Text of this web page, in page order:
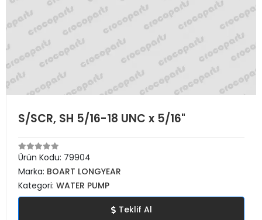
S/SCR, SH 5/16-18 UNC x 5/16"
Ürün Kodu: 79904
Marka: BOART LONGYEAR
Kategori: WATER PUMP
Teklif Al